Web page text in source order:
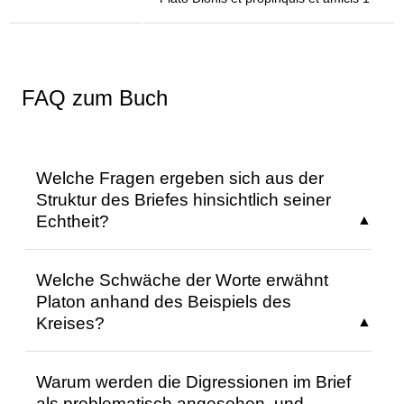
FAQ zum Buch
Welche Fragen ergeben sich aus der
Struktur des Briefes hinsichtlich seiner
Echtheit?
Genauigkeit der Zitate und Interpretationen
auf, insbesondere da Teile des Originals
ausgelassen werden. Die Diskussion der
Vollständigkeit und Authentizität der
Welche Schwäche der Worte erwähnt
Platon anhand des Beispiels des
Kreises?
Kreises, wie eine gemalte, auch Anteil am
Warum werden die Digressionen im Brief